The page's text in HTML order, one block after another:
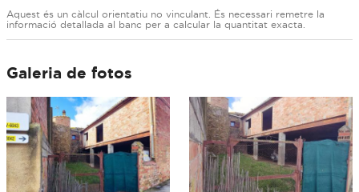
Aquest és un càlcul orientatiu no vinculant. És necessari remetre la
informació detallada al banc per a calcular la quantitat exacta.
Galeria de fotos